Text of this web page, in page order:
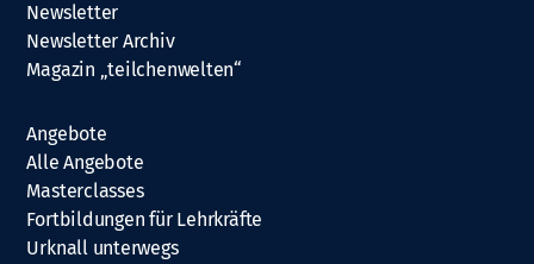
Newsletter
Newsletter Archiv
Magazin „teilchenwelten“
Angebote
Alle Angebote
Masterclasses
Fortbildungen für Lehrkräfte
Urknall unterwegs